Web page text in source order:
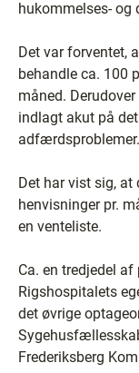
hukommelses- og
Det var forventet,
behandle ca. 100
måned.
indlagt akut på
adfærdsproblemer.
Det har vist sig, at
henvisninger pr.
en venteliste.
Ca. en tredjedel
Rigshospitalets
det øvrige
Frederiksberg